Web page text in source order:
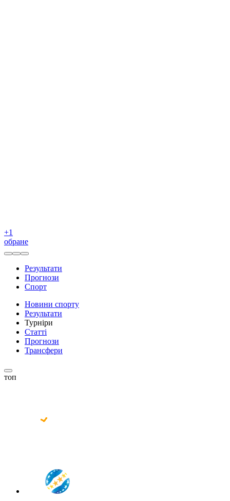
+1
обране
Результати
Прогнози
Спорт
Новини спорту
Результати
Турніри
Статті
Прогнози
Трансфери
топ